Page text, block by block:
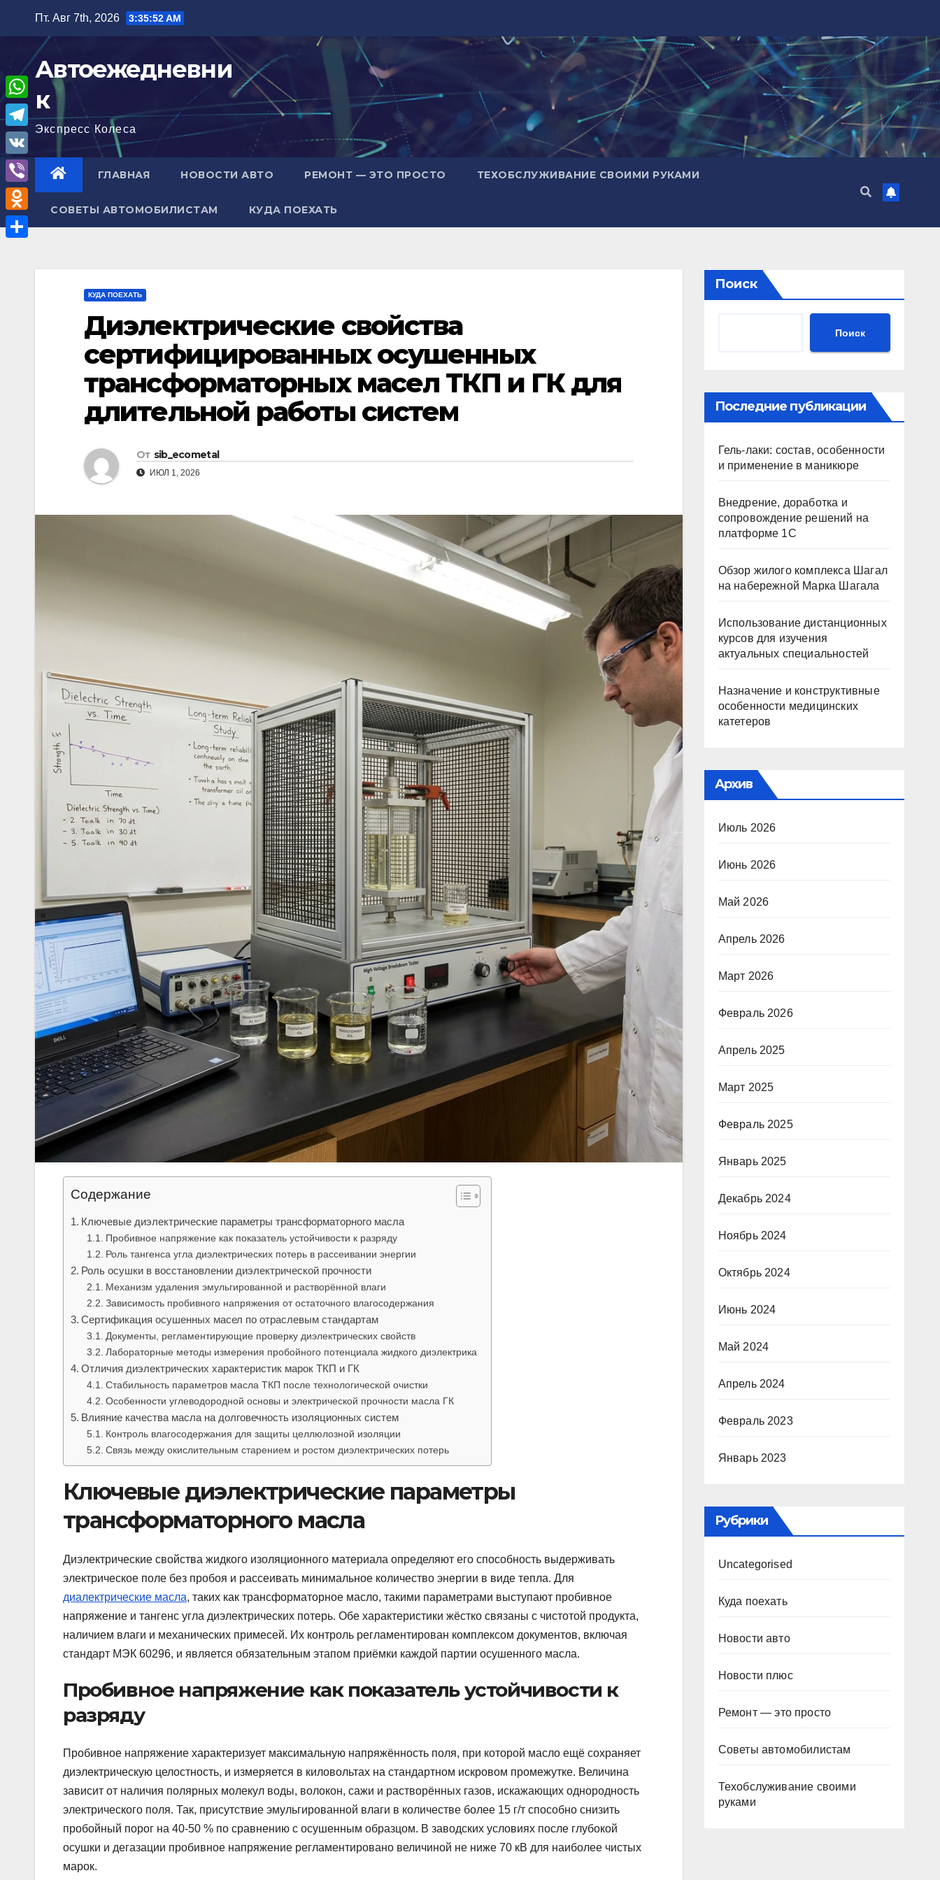
содержимому
Пт. Авг 7th, 2026 3:35:54 AM
Автоежедневни
к
Экспресс Колеса
ГЛАВНАЯ НОВОСТИ АВТО РЕМОНТ — ЭТО ПРОСТО ТЕХОБСЛУЖИВАНИЕ СВОИМИ РУКАМИ
СОВЕТЫ АВТОМОБИЛИСТАМ КУДА ПОЕХАТЬ
КУДА ПОЕХАТЬ
Диэлектрические свойства
сертифицированных осушенных
трансформаторных масел ТКП и ГК для
длительной работы систем
От sib_ecometal
ИЮЛ 1, 2026
Содержание
Ключевые диэлектрические параметры трансформаторного масла
Пробивное напряжение как показатель устойчивости к разряду
Роль тангенса угла диэлектрических потерь в рассеивании энергии
Роль осушки в восстановлении диэлектрической прочности
Механизм удаления эмульгированной и растворённой влаги
Зависимость пробивного напряжения от остаточного влагосодержания
Сертификация осушенных масел по отраслевым стандартам
Документы, регламентирующие проверку диэлектрических свойств
Лабораторные методы измерения пробойного потенциала жидкого диэлектрика
Отличия диэлектрических характеристик марок ТКП и ГК
Стабильность параметров масла ТКП после технологической очистки
Особенности углеводородной основы и электрической прочности масла ГК
Влияние качества масла на долговечность изоляционных систем
Контроль влагосодержания для защиты целлюлозной изоляции
Связь между окислительным старением и ростом диэлектрических потерь
Ключевые диэлектрические параметры
трансформаторного масла
Диэлектрические свойства жидкого изоляционного материала определяют его способность выдерживать
электрическое поле без пробоя и рассеивать минимальное количество энергии в виде тепла. Для
диалектрические масла, таких как трансформаторное масло, такими параметрами выступают пробивное
напряжение и тангенс угла диэлектрических потерь. Обе характеристики жёстко связаны с чистотой продукта,
наличием влаги и механических примесей. Их контроль регламентирован комплексом документов, включая
стандарт МЭК 60296, и является обязательным этапом приёмки каждой партии осушенного масла.
Пробивное напряжение как показатель устойчивости к
разряду
Пробивное напряжение характеризует максимальную напряжённость поля, при которой масло ещё сохраняет
диэлектрическую целостность, и измеряется в киловольтах на стандартном искровом промежутке. Величина
зависит от наличия полярных молекул воды, волокон, сажи и растворённых газов, искажающих однородность
электрического поля. Так, присутствие эмульгированной влаги в количестве более 15 г/т способно снизить
пробойный порог на 40-50 % по сравнению с осушенным образцом. В заводских условиях после глубокой
осушки и дегазации пробивное напряжение регламентировано величиной не ниже 70 кВ для наиболее чистых
марок.
Поиск
Поиск
Последние публикации
Гель-лаки: состав, особенности
и применение в маникюре
Внедрение, доработка и
сопровождение решений на
платформе 1С
Обзор жилого комплекса Шагал
на набережной Марка Шагала
Использование дистанционных
курсов для изучения
актуальных специальностей
Назначение и конструктивные
особенности медицинских
катетеров
Архив
Июль 2026
Июнь 2026
Май 2026
Апрель 2026
Март 2026
Февраль 2026
Апрель 2025
Март 2025
Февраль 2025
Январь 2025
Декабрь 2024
Ноябрь 2024
Октябрь 2024
Июнь 2024
Май 2024
Апрель 2024
Февраль 2023
Январь 2023
Рубрики
Uncategorised
Куда поехать
Новости авто
Новости плюс
Ремонт — это просто
Советы автомобилистам
Техобслуживание своими
руками
W
h
a
A
T
e
l
e
g
V
K
V
i
b
O